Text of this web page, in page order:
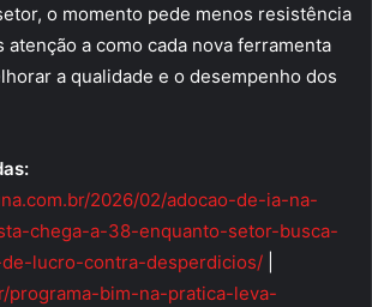
o momento pede menos resistência
atenção a como cada nova ferramenta
a qualidade e o desempenho dos
2026/02/adocao-de-ia-na-
chega-a-38-enquanto-setor-busca-
lucro-contra-desperdicios/
programa-bim-na-pratica-leva-